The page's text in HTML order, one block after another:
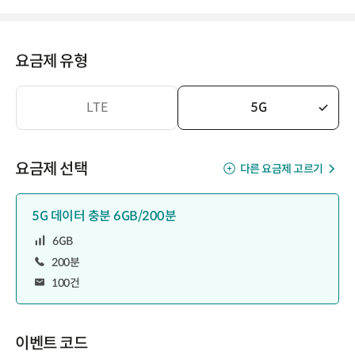
요금제 유형
LTE 5G
요금제 선택 다른 요금제 고르기
5G 데이터 충분 6GB/200분
6GB
200분
100건
이벤트 코드